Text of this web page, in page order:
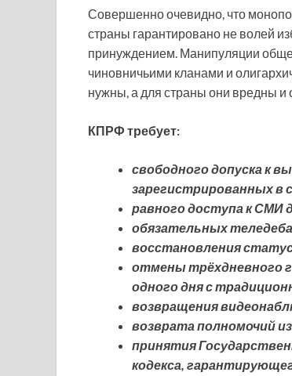
Совершенно очевидно, что
страны гарантировано не волей
принуждением. Манипуляции
чиновничьими кланами и
нужны, а для страны они вредны и
КПРФ требует:
свободного допуска к
зарегистрированных в
равного доступа к СМИ
обязательных
восстановления
отмены трёхдневного
одного дня с
возвращения
возврата полномочий
принятия
кодекса,